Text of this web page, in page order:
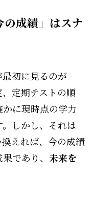
成績」はスナ
初に見るのが
、定期テストの順
に現時点の学力
しかし、それは
えれば、今の成績
であり、 未来を